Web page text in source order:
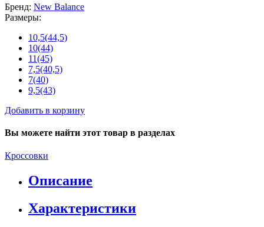
Бренд: New Balance
Размеры:
10,5(44,5)
10(44)
11(45)
7,5(40,5)
7(40)
9,5(43)
Добавить в корзину
Вы можете найти этот товар в разделах
Кроссовки
Описание
Характеристики